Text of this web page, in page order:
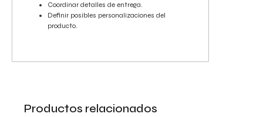
Coordinar detalles de entrega.
Definir posibles personalizaciones del
producto.
Productos relacionados